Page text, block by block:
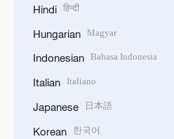
Hindi हिन्दी
Hungarian Magyar
Indonesian Bahasa Indonesia
Italian Italiano
Japanese 日本語
Korean 한국어